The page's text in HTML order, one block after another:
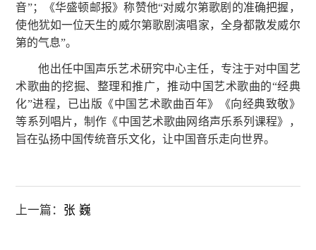
音”；《华盛顿邮报》称赞他“对威尔第歌剧的准确把握，
使他犹如一位天生的威尔第歌剧演唱家，全身都散发威尔
第的气息”。
他出任中国声乐艺术研究中心主任，专注于对中国艺
术歌曲的挖掘、整理和推广，推动中国艺术歌曲的“经典
化”进程，已出版《中国艺术歌曲百年》《向经典致敬》
等系列唱片，制作《中国艺术歌曲网络声乐系列课程》，
旨在弘扬中国传统音乐文化，让中国音乐走向世界。
上一篇： 张 巍